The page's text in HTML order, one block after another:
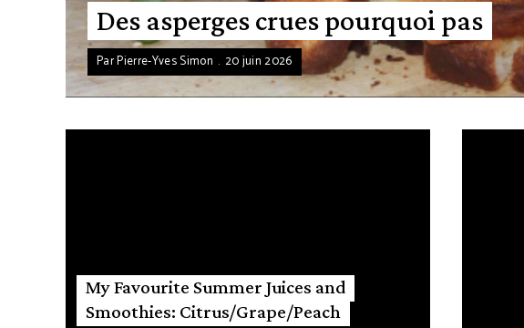
Des asperges crues pourquoi pas
ParPierre-Yves Simon 20 juin 2026
My Favourite Summer Juices and
Smoothies: Citrus/Grape/Peach